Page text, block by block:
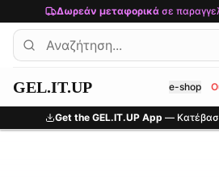
Μετάβαση στο κύριο περιεχόμενο
Δωρεάν μεταφορικάσε
GEL.IT.UP e-shop
Get the GEL.IT.UP App —